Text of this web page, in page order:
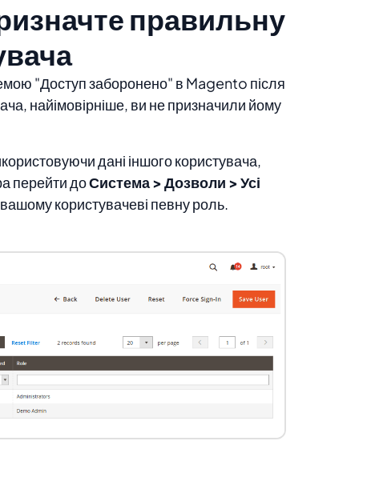
правильну
"Доступ заборонено" в Magento після
найімовірніше, ви не призначили йому
дані іншого користувача,
перейти доСистема > Дозволи > Усі
користувачеві певну роль.